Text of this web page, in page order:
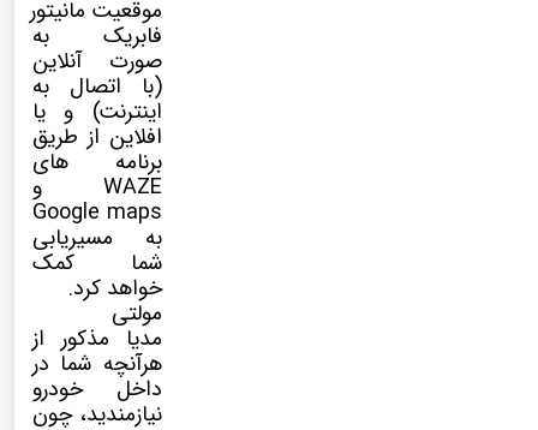
موقعیت مانیتور
فابریک به
صورت آنلاین
(با اتصال به
اینترنت) و یا
افلاین از طریق
برنامه های
WAZE و
Google maps
به مسیریابی
شما کمک
خواهد کرد.
مولتی
مدیا مذکور از
هرآنچه شما در
داخل خودرو
نیازمندید، چون